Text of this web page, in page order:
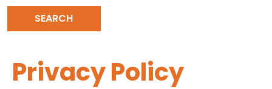
SEARCH
Privacy Policy